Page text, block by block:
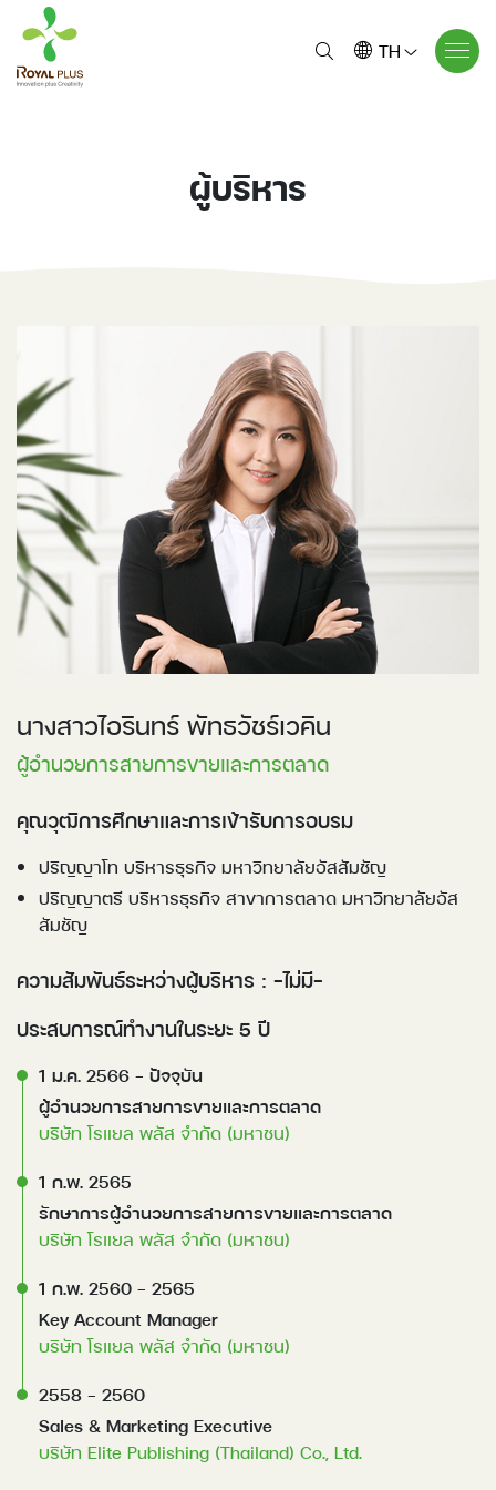
TH
ผู้บริหาร
นางสาวไอรินทร์ พัทธวัชร์เวคิน
ผู้อำนวยการสายการขายและการตลาด
คุณวุฒิการศึกษาและการเข้ารับการอบรม
ปริญญาโท บริหารธุรกิจ มหาวิทยาลัยอัสสัมชัญ
ปริญญาตรี บริหารธุรกิจ สาขาการตลาด มหาวิทยาลัยอัส
สัมชัญ
ความสัมพันธ์ระหว่างผู้บริหาร : -ไม่มี-
ประสบการณ์ทำงานในระยะ 5 ปี
1 ม.ค. 2566 - ปัจจุบัน
ผู้อำนวยการสายการขายและการตลาด
บริษัท โรแยล พลัส จำกัด (มหาชน)
1 ก.พ. 2565
รักษาการผู้อำนวยการสายการขายและการตลาด
บริษัท โรแยล พลัส จำกัด (มหาชน)
1 ก.พ. 2560 - 2565
Key Account Manager
บริษัท โรแยล พลัส จำกัด (มหาชน)
2558 - 2560
Sales & Marketing Executive
บริษัท Elite Publishing (Thailand) Co., Ltd.